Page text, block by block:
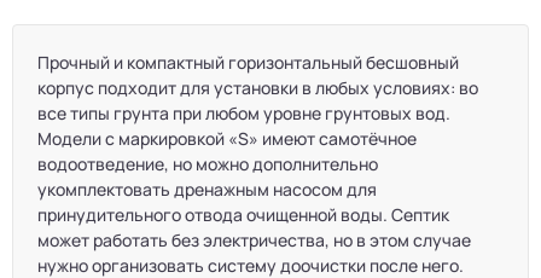
Прочный и компактный горизонтальный бесшовный
корпус подходит для установки в любых условиях: во
все типы грунта при любом уровне грунтовых вод.
Модели с маркировкой «S» имеют самотёчное
водоотведение, но можно дополнительно
укомплектовать дренажным насосом для
принудительного отвода очищенной воды. Септик
может работать без электричества, но в этом случае
нужно организовать систему доочистки после него.